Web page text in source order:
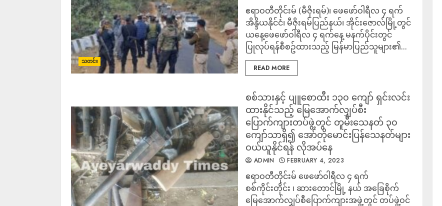
သတင်း
ဧရာဝတီတိုင်းမ် (မီဇိုးရမ်)၊ ဖေဖော်ဝါရီလ ၄ ရက်
အိန္ဒိယနိုင်ငံ၊ မီဇိုးရမ်ပြည်နယ်၊ အိုင်းဇောလ်မြို့တွင်
ယနေ့ဖေဖော်ဝါရီလ ၄ ရက်နေ့ မနက်ပိုင်းတွင်
ပြုလုပ်ရန်စီစဥ်ထားသည့် မြန်မာပြည်သူများ၏...
READ MORE
စစ်သားနှင့် ပျူစောထီး ၁၃၀ ကျော် ရှင်းလင်း
ထားနိုင်သည့် မြေအောက်လျှပ်စီး
ပြောက်ကျားတပ်ဖွဲ့တွင် တူမီးသေနတ် ၃၀
ကျော်သာရှိ၍ အော်တိုမောင်းပြန်သေနတ်များ
ဝယ်ယူနိုင်ရန် လိုအပ်နေ
ADMIN FEBRUARY 4, 2023
ဧရာဝတီတိုင်းမ် ဖေဖော်ဝါရီလ ၄ ရက်
စစ်ကိုင်းတိုင်း ၊ ဆားတောင်မြို့ နယ် အခြေစိုက်
မြေအောက်လျှပ်စီပြောက်ကျားအဖွဲ့တွင် တပ်ဖွဲ့ဝင်